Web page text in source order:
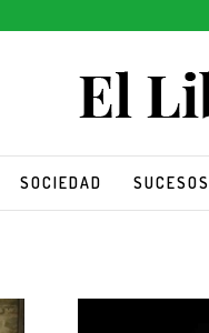
SOCIEDAD SUCESOS